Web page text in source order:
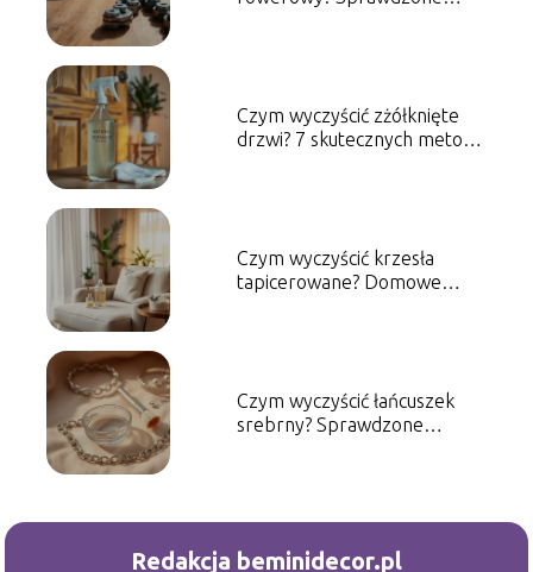
Czym wyczyścić zżółknięte
drzwi? 7 skutecznych metod
Czym wyczyścić krzesła
tapicerowane? Domowe
Czym wyczyścić łańcuszek
srebrny? Sprawdzone
Redakcja beminidecor.pl